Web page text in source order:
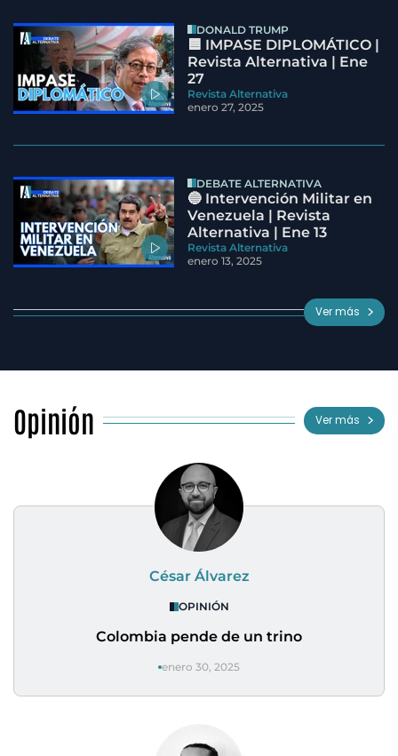
DONALD TRUMP
🟦 IMPASE DIPLOMÁTICO |
Revista Alternativa | Ene
27
Revista Alternativa
enero 27, 2025
DEBATE ALTERNATIVA
🔵 Intervención Militar en
Venezuela | Revista
Alternativa | Ene 13
Revista Alternativa
enero 13, 2025
Ver más
Opinión Ver más
César Álvarez
OPINIÓN
Colombia pende de un trino
enero 30, 2025